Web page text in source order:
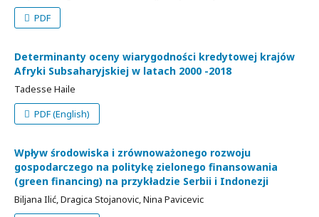
PDF
Determinanty oceny wiarygodności kredytowej krajów
Afryki Subsaharyjskiej w latach 2000 -2018
Tadesse Haile
PDF (English)
Wpływ środowiska i zrównoważonego rozwoju
gospodarczego na politykę zielonego finansowania
(green financing) na przykładzie Serbii i Indonezji
Biljana Ilić, Dragica Stojanovic, Nina Pavicevic